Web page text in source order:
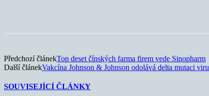
Předchozí článekTop deset čínských farma firem vede Sinopharm
Další článekVakcína Johnson & Johnson odolává delta mutaci viru
SOUVISEJÍCÍ ČLÁNKY